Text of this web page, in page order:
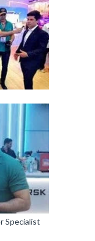
Specialist